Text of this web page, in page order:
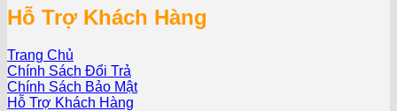
Hỗ Trợ Khách Hàng
Trang Chủ
Chính Sách Đổi Trả
Chính Sách Bảo Mật
Hỗ Trợ Khách Hàng